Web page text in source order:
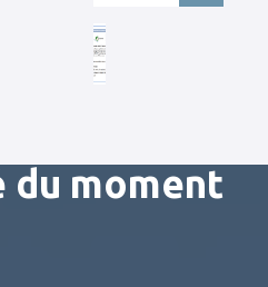
du moment